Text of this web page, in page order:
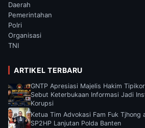
Daerah
Pemerintahan
Polri
Organisasi
TNI
ARTIKEL TERBARU
GNTP Apresiasi Majelis Hakim
Sebut Keterbukaan Informasi Jadi
Korupsi
Ketua Tim Advokasi Fam Fuk Tjhong
SP2HP Lanjutan Polda Banten